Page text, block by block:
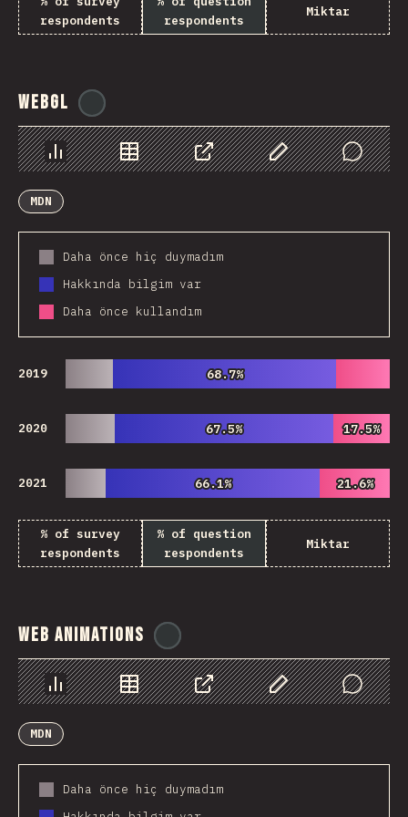
respondents
respondents
Miktar
WebGL
Chart Data Share Customize Data
Comments
MDN
Daha önce hiç duymadım
Hakkında bilgim var
Daha önce kullandım
2019 68.7%
68.7%
2020 67.5%
67.5% 17.5%
17.5%
2021 66.1%
66.1% 21.6%
21.6%
% of survey
respondents
% of question
respondents
Miktar
Web Animations
Chart Data Share Customize Data
Comments
MDN
Daha önce hiç duymadım